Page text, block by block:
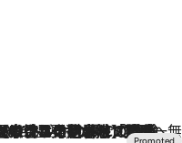
星野リゾート】唯一無二。癒しと発見が待つ場所へ
ボの足水浴】ヒノキの香りに包まれて涼感マックス！約13℃の湧水かけ流しを避暑地「星野温泉 トンボの湯」で体験